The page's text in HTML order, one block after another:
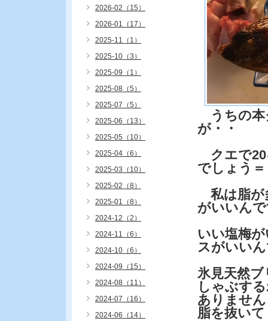
うちの本
が・・
クエで20
でしょう＝
私は脂が
がいいん
いい塩梅
スがいい
氷見天然
しゃぶす
ありませ
脂を抜いて
2026-02（15）
2026-01（17）
2025-11（1）
2025-10（3）
2025-09（1）
2025-08（5）
2025-07（5）
2025-06（13）
2025-05（10）
2025-04（6）
2025-03（10）
2025-02（8）
2025-01（8）
2024-12（2）
2024-11（6）
2024-10（6）
2024-09（15）
2024-08（11）
2024-07（16）
2024-06（14）